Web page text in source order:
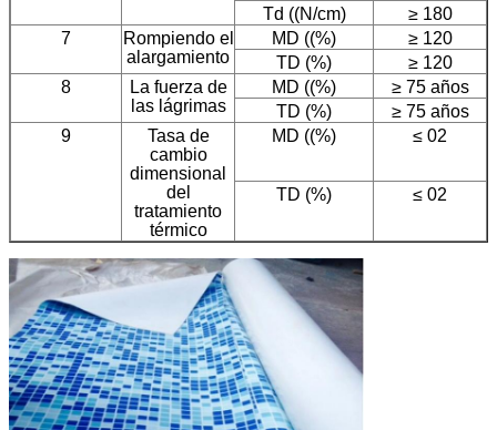
Td ((N/cm)
≥ 180
7
Rompiendo el
alargamiento
MD ((%)
≥ 120
TD (%)
≥ 120
8
La fuerza de
las lágrimas
MD ((%)
≥ 75 años
TD (%)
≥ 75 años
9
Tasa de
cambio
dimensional
del
tratamiento
térmico
MD ((%) ≤ 02
TD (%) ≤ 02